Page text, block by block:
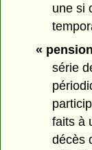
une si
«
série
faits à
décès